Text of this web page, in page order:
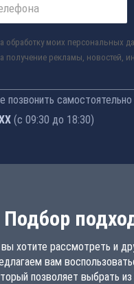
обработку моих персональных
получение рекламы, новостей,
самостоятельно
(с 09:30 до 18:30)
Подбор
хотите рассмотреть и
вам
позволяет выбрать